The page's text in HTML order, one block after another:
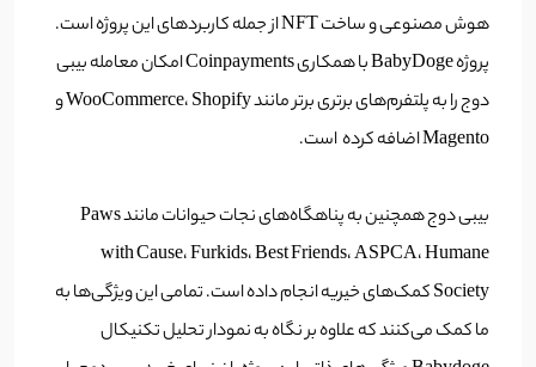
هوش مصنوعی و ساخت NFT از جمله کاربردهای این پروژه است.
پروژه BabyDoge با همکاری Coinpayments امکان معامله بیبی
دوج را به پلتفرم‌های برتری برتر مانند WooCommerce، Shopify و
Magento اضافه کرده است.
بیبی دوج همچنین به پناهگاه‌های نجات حیوانات مانند Paws
with Cause، Furkids، Best Friends، ASPCA، Humane
Society کمک‌های خیریه انجام داده است. تمامی این ویژگی‌ها به
ما کمک می‌کنند که علاوه بر نگاه به نمودار تحلیل تکنیکال